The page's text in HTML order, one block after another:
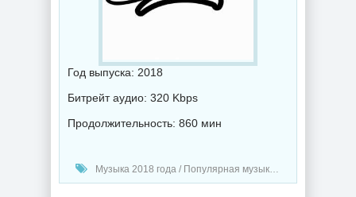
Год выпуска: 2018
Битрейт аудио: 320 Kbps
Продолжительность: 860 мин
Музыка 2018 года / Популярная музыка / Электронная музыка / Хаус музыка